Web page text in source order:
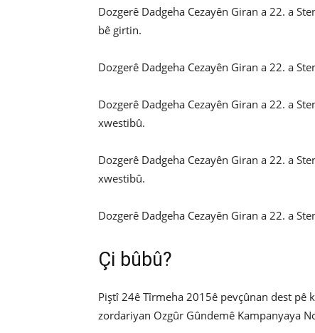
Dozgerê Dadgeha Cezayên Giran a 22. a
bê girtin.
Dozgerê Dadgeha Cezayên Giran a 22. a
Dozgerê Dadgeha Cezayên Giran a 22. a
xwestibû.
Dozgerê Dadgeha Cezayên Giran a 22. a
xwestibû.
Dozgerê Dadgeha Cezayên Giran a 22. a
Çi bûbû?
Piştî 24ê Tîrmeha 2015ê pevçûnan dest
zordariyan Ozgûr Gûndemê Kampanyaya